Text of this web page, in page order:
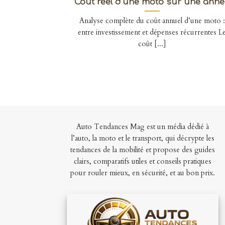
Analyse complète du coût annuel d’une moto :
entre investissement et dépenses récurrentes Le
coût [...]
Auto Tendances Mag est un média dédié à
l’auto, la moto et le transport, qui décrypte les
tendances de la mobilité et propose des guides
clairs, comparatifs utiles et conseils pratiques
pour rouler mieux, en sécurité, et au bon prix.